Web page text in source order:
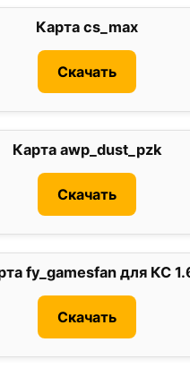
Карта cs_max
Скачать
Карта awp_dust_pzk
Скачать
fy_gamesfan для КС
Скачать